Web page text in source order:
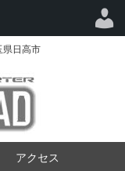
県日高市
アクセス